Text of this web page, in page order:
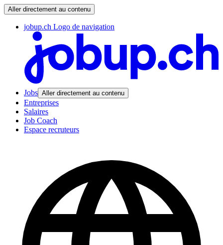
Aller directement au contenu
jobup.ch Logo de navigation
Jobs Aller directement au contenu
Entreprises
Salaires
Job Coach
Espace recruteurs